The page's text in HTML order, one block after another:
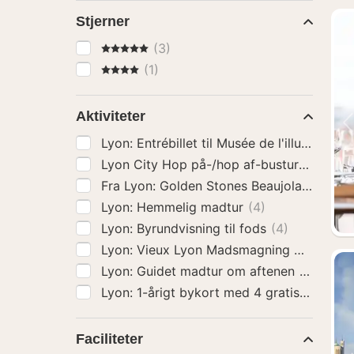
Stjerner
5 Stjerner(3)
4 Stjerner
(1)
Aktiviteter
Lyon: Entrébillet til Musée de l'illusion
(4)
Lyon City Hop på-/hop af-bustur(4)
Fra Lyon: Golden Stones
Lyon: Hemmelig madtur (4)
Lyon: Byrundvisning til fods (4)
Lyon:
Lyon: Guidet madtur om aftenen (4)
Faciliteter